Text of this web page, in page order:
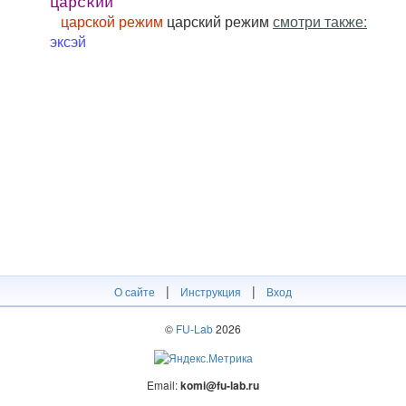
царской режим царский режим смотри также:
эксэй
О сайте | Инструкция | Вход
© FU-Lab2026
Email:komi@fu-lab.ru